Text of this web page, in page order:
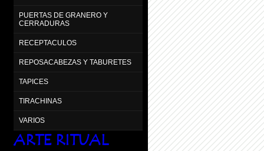
PUERTAS DE GRANERO Y
CERRADURAS
RECEPTACULOS
REPOSACABEZAS Y TABURETES
TAPICES
TIRACHINAS
VARIOS
ARTE RITUAL